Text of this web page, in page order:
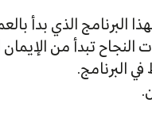
البرنامج الذي بدأ
النجاح تبدأ من
البرنامج.